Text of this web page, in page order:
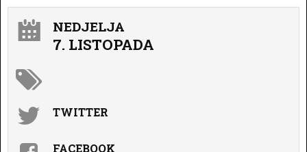
NEDJELJA
7. LISTOPADA
TWITTER
FACEBOOK